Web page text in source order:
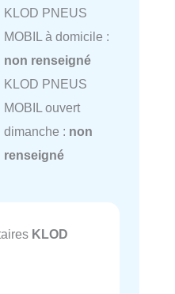
KLOD PNEUS
MOBIL à domicile :
non renseigné
KLOD PNEUS
MOBIL ouvert
dimanche : non
renseigné
KLOD